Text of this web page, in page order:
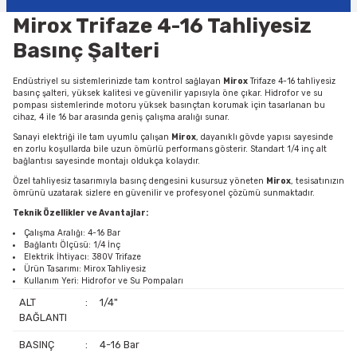
Mirox Trifaze 4-16 Tahliyesiz
Basınç Şalteri
Endüstriyel su sistemlerinizde tam kontrol sağlayan MiroxTrifaze 4-16 tahliyesiz
basınç şalteri, yüksek kalitesi ve güvenilir yapısıyla öne çıkar. Hidrofor ve su
pompası sistemlerinde motoru yüksek basınçtan korumak için tasarlanan bu
cihaz, 4 ile 16 bar arasında geniş çalışma aralığı sunar.
Sanayi elektriği ile tam uyumlu çalışan Mirox, dayanıklı gövde yapısı sayesinde
en zorlu koşullarda bile uzun ömürlü performans gösterir. Standart 1/4 inç alt
bağlantısı sayesinde montajı oldukça kolaydır.
Özel tahliyesiz tasarımıyla basınç dengesini kusursuz yöneten Mirox, tesisatınızın
ömrünü uzatarak sizlere en güvenilir ve profesyonel çözümü sunmaktadır.
Teknik Özellikler ve Avantajlar:
Çalışma Aralığı: 4-16 Bar
Bağlantı Ölçüsü: 1/4 İnç
Elektrik İhtiyacı: 380V Trifaze
Ürün Tasarımı: Mirox Tahliyesiz
Kullanım Yeri: Hidrofor ve Su Pompaları
ALT
BAĞLANTI
: 1/4"
BASINÇ
: 4-16 Bar